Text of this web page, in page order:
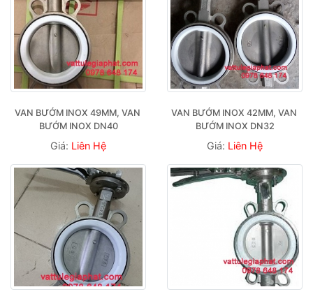
VAN BƯỚM INOX 49MM, VAN
BƯỚM INOX DN40
Giá: Liên Hệ
VAN BƯỚM INOX 42MM, VAN
BƯỚM INOX DN32
Giá: Liên Hệ